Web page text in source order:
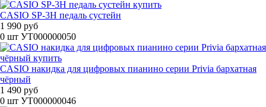
CASIO SP-3H педаль сустейн
1 990 руб
0 шт УТ000000050
CASIO накидка для цифровых пианино серии Privia бархатная
чёрный
1 490 руб
0 шт УТ000000046